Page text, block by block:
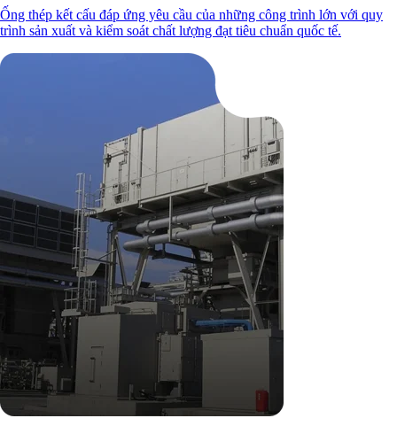
Ống thép kết cấu đáp ứng yêu cầu của những công trình lớn với quy
trình sản xuất và kiểm soát chất lượng đạt tiêu chuẩn quốc tế.